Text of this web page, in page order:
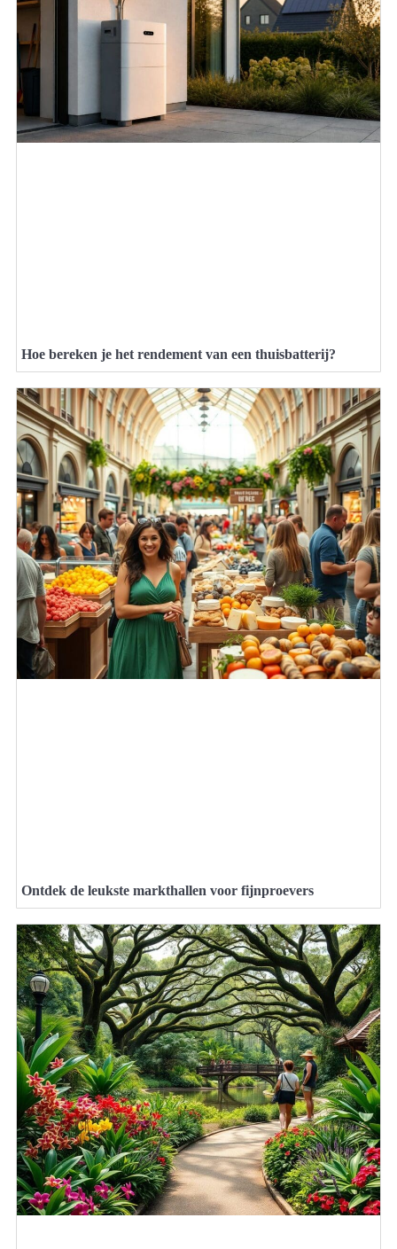
Hoe bereken je het rendement van een thuisbatterij?
Ontdek de leukste markthallen voor fijnproevers